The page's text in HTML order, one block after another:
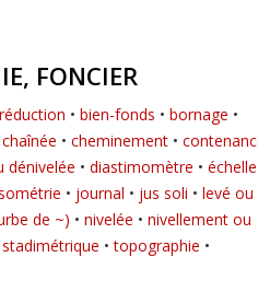
FONCIER
• bien-fonds • bornage •
chaînée • cheminement •
dénivelée • diastimomètre • échelle
• journal • jus soli • levé ou
de ~) • nivelée • nivellement ou
stadimétrique •topographie •